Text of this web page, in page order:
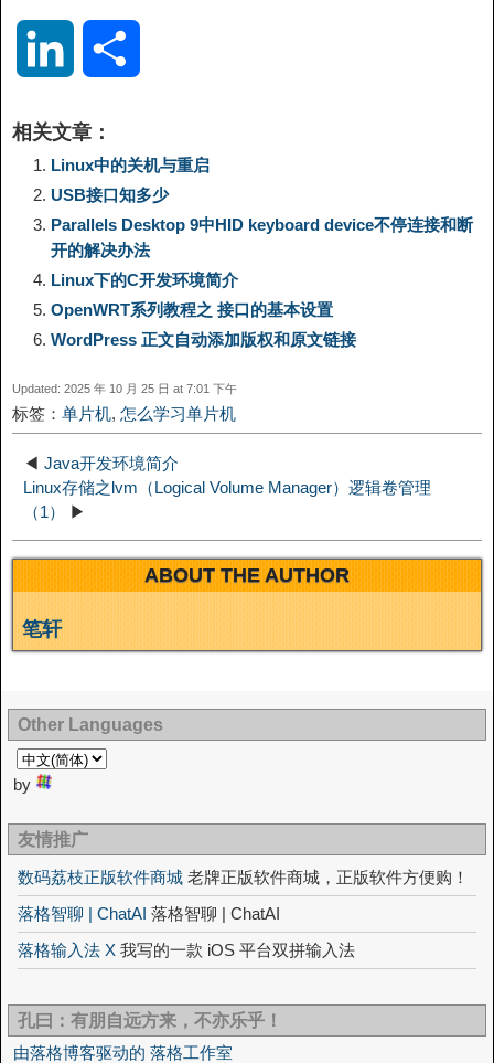
o
y
L
i
n
g
r
a o
n
k
e
d
I
相关文章：
Linux中的关机与重启
USB接口知多少
Parallels Desktop 9中HID keyboard device不停连接和断
开的解决办法
Linux下的C开发环境简介
OpenWRT系列教程之 接口的基本设置
WordPress 正文自动添加版权和原文链接
Updated: 2025 年 10 月 25 日 at 7:01 下午
标签： 单片机, 怎么学习单片机
◀ Java开发环境简介
Linux存储之lvm（Logical Volume Manager）逻辑卷管理
（1）
▶
ABOUT THE AUTHOR
笔轩
Other Languages
by
友情推广
数码荔枝正版软件商城 老牌正版软件商城，正版软件方便购！
落格智聊 | ChatAI 落格智聊 | ChatAI
落格输入法 X 我写的一款 iOS 平台双拼输入法
孔曰：有朋自远方来，不亦乐乎！
由落格博客驱动的 落格工作室